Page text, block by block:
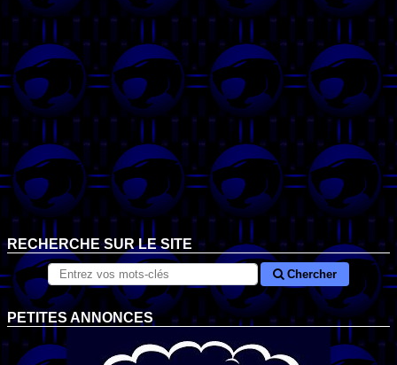
RECHERCHE SUR LE SITE
Chercher
PETITES ANNONCES